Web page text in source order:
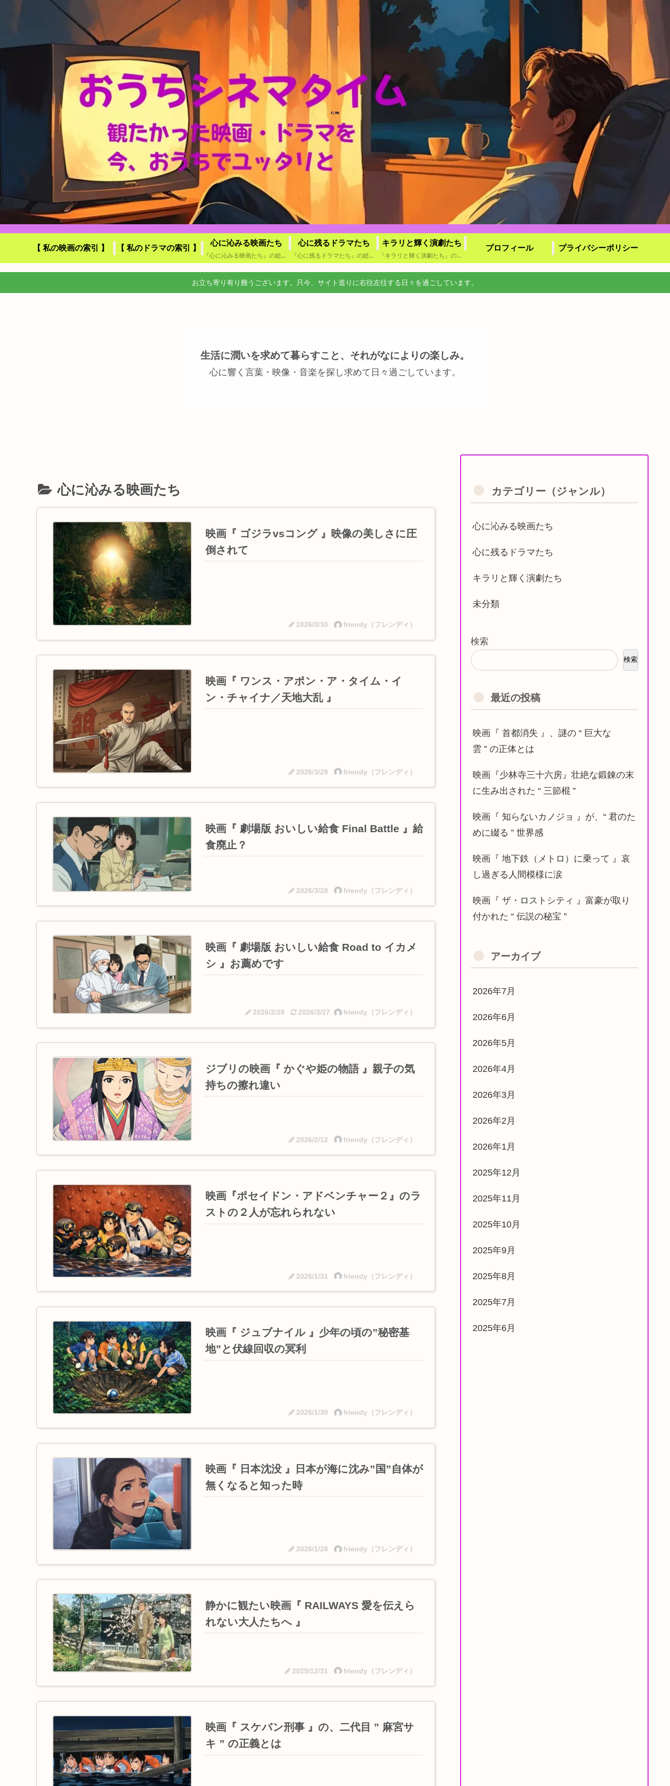
【 私の映画の索引 】 【 私のドラマの索引 】
心に沁みる映画たち
『心に沁みる映画たち』の総合索引です。鑑賞方法（購入・映画館・試写会・レンタル・TV・番外編）ごとに分類されたカテゴリーから記事をたどれるほか、作品名による索引頁もご用意しています。気になる作品や観賞体験から、目的の記事を見付け易くまとめています。
心に残るドラマたち
『心に残るドラマたち』の総合索引です。放送回数（単発ドラマ・連続ドラマ）ごとに分類されたカテゴリーから記事をたどれるほか、作品名による索引頁もご用意しております。気になる作品や視聴体験から、目的の記事を見付け易くまとめています。
キラリと輝く演劇たち
『キラリと輝く演劇たち』の総合索引です。劇団の種類・形態（劇団・小劇団等）ごとに分類されたカテゴリーから記事をたどれるほか、作品名による索引頁もご用意しております。気になる作品や視聴体験から、目的の記事を見付け易くまとめています。
プロフィール プライバシーポリシー
お立ち寄り有り難うございます。只今、サイト造りに右往左往する日々を過ごしています。
生活に潤いを求めて暮らすこと、それがなによりの楽しみ。
心に響く言葉・映像・音楽を探し求めて日々過ごしています。
心に沁みる映画たち
映画『 ゴジラvsコング 』映像の美しさに圧
倒されて
2026/3/30 friendy（フレンディ）
映画『 ワンス・アポン・ア・タイム・イ
ン・チャイナ／天地大乱 』
2026/3/29 friendy（フレンディ）
映画『 劇場版 おいしい給食 Final Battle 』給
食廃止？
2026/3/28 friendy（フレンディ）
映画『 劇場版 おいしい給食 Road to イカメ
シ 』お薦めです
2026/2/28 2026/3/27 friendy（フレンディ）
ジブリの映画『 かぐや姫の物語 』親子の気
持ちの擦れ違い
2026/2/12 friendy（フレンディ）
映画『ポセイドン・アドベンチャー２』のラ
ストの２人が忘れられない
2026/1/31 friendy（フレンディ）
映画『 ジュブナイル 』少年の頃の”秘密基
地”と伏線回収の冥利
2026/1/30 friendy（フレンディ）
映画『 日本沈没 』日本が海に沈み”国”自体が
無くなると知った時
2026/1/28 friendy（フレンディ）
静かに観たい映画『 RAILWAYS 愛を伝えら
れない大人たちへ 』
2025/12/31 friendy（フレンディ）
映画『 スケバン刑事 』の、二代目 ” 麻宮サ
キ ” の正義とは
カテゴリー（ジャンル）
心に沁みる映画たち
心に残るドラマたち
キラリと輝く演劇たち
未分類
検索
検索
最近の投稿
映画『 首都消失 』、謎の “ 巨大な
雲 ” の正体とは
映画『少林寺三十六房』壮絶な鍛錬の末
に生み出された “ 三節棍 ”
映画『 知らないカノジョ 』が、“ 君のた
めに綴る ” 世界感
映画『 地下鉄（メトロ）に乗って 』哀
し過ぎる人間模様に涙
映画『 ザ・ロストシティ 』富豪が取り
付かれた “ 伝説の秘宝 ”
アーカイブ
2026年7月
2026年6月
2026年5月
2026年4月
2026年3月
2026年2月
2026年1月
2025年12月
2025年11月
2025年10月
2025年9月
2025年8月
2025年7月
2025年6月